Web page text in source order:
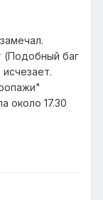
(Подобный баг
около 17.30